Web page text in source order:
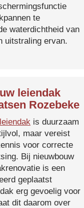
te
waterdichtheid van
uitstraling ervan.
leiendak
Rozebeke
leiendak is duurzaam
maar vereist
voor correcte
Bij nieuwbouw
is een
geplaatst
erg gevoelig voor
dit daarom over